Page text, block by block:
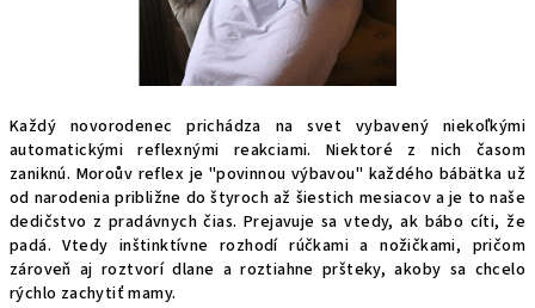
Každý novorodenec prichádza na svet vybavený niekoľkými
automatickými reflexnými reakciami. Niektoré z nich časom
zaniknú. Moroův reflex je "povinnou výbavou" každého bábätka už
od narodenia približne do štyroch až šiestich mesiacov a je to naše
dedičstvo z pradávnych čias. Prejavuje sa vtedy, ak bábo cíti, že
padá. Vtedy inštinktívne rozhodí rúčkami a nožičkami, pričom
zároveň aj roztvorí dlane a roztiahne pršteky, akoby sa chcelo
rýchlo zachytiť mamy.